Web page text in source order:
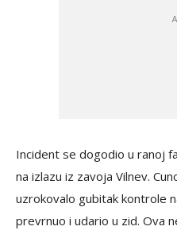
Incident se dogodio u ranoj
na izlazu iz zavoja Vilnev.
uzrokovalo gubitak kontrole
prevrnuo i udario u zid. Ova